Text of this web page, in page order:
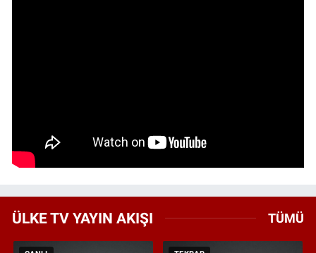
ÜLKE TV YAYIN AKIŞI TÜMÜ